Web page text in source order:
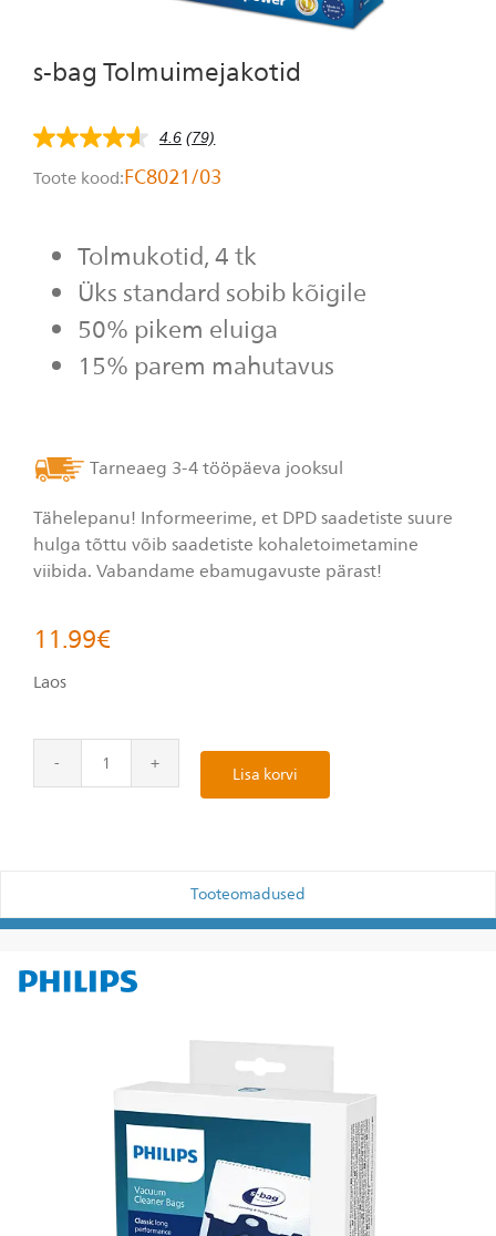
s-bag Tolmuimejakotid
4.6
5-
väärtus.
Read
79
Reviews.
Sama
lehe
link.
4.6 (79)
Toote kood:FC8021/03
Tolmukotid, 4 tk
Üks standard sobib kõigile
50% pikem eluiga
15% parem mahutavus
Tarneaeg 3-4 tööpäeva jooksul
Tähelepanu! Informeerime, et DPD saadetiste suure
hulga tõttu võib saadetiste kohaletoimetamine
viibida. Vabandame ebamugavuste pärast!
11.99€
Laos
Lisa korvi
Tooteomadused